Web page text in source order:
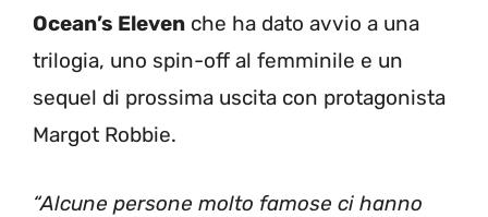
Ocean’s Eleven che ha dato avvio a una
trilogia, uno spin-off al femminile e un
sequel di prossima uscita con protagonista
Margot Robbie.
“Alcune persone molto famose ci hanno